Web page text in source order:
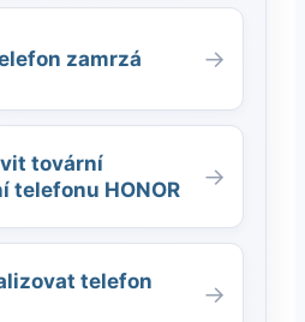
zamrzá →
tovární
telefonu HONOR
→
telefon
→